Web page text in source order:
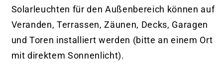
Solarleuchten für den Außenbereich können auf
Veranden, Terrassen, Zäunen, Decks, Garagen
und Toren installiert werden (bitte an einem Ort
mit direktem Sonnenlicht).